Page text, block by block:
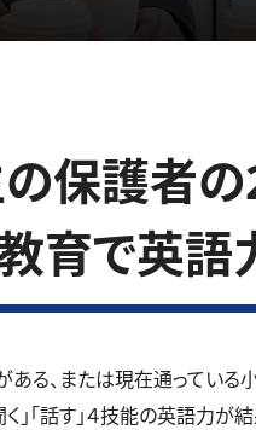
の保護者
育で英語
る、または現在通ってい
聞く」「話す」４技能の英